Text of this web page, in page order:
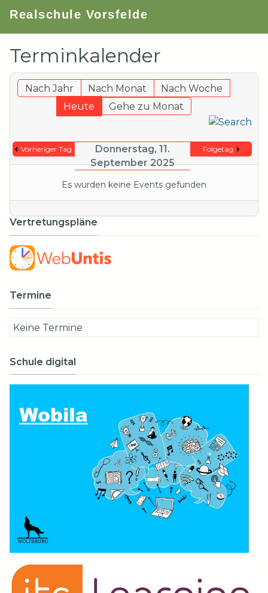
Realschule Vorsfelde
Terminkalender
Nach Jahr Nach Monat
Nach Woche
Heute
Gehe zu Monat
Vorheriger Tag
Donnerstag, 11.
September 2025
Folgetag
Es wurden keine Events gefunden
Vertretungspläne
Termine
Keine Termine
Schule digital